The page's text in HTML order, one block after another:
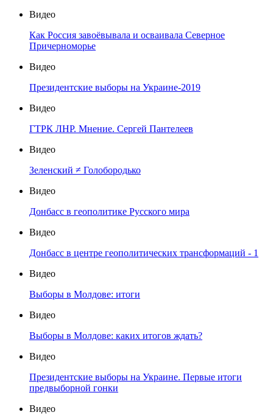
Видео
Как Россия завоёвывала и осваивала Северное
Причерноморье
Видео
Президентские выборы на Украине-2019
Видео
ГТРК ЛНР. Мнение. Сергей Пантелеев
Видео
Зеленский ≠ Голобородько
Видео
Донбасс в геополитике Русского мира
Видео
Донбасс в центре геополитических трансформаций - 1
Видео
Выборы в Молдове: итоги
Видео
Выборы в Молдове: каких итогов ждать?
Видео
Президентские выборы на Украине. Первые итоги
предвыборной гонки
Видео